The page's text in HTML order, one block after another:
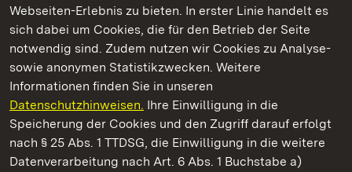
Webseiten-Erlebnis zu bieten. In erster Linie handelt es
sich dabei um Cookies, die für den Betrieb der Seite
notwendig sind. Zudem nutzen wir Cookies zu Analyse-
sowie anonymen Statistikzwecken. Weitere
Informationen finden Sie in unseren
Datenschutzhinweisen. Ihre Einwilligung in die
Speicherung der Cookies und den Zugriff darauf erfolgt
nach § 25 Abs. 1 TTDSG, die Einwilligung in die weitere
Datenverarbeitung nach Art. 6 Abs. 1 Buchstabe a)
Kommen. Staunen. Genießen.
Staatliche Schlösser und Gärten Baden‑Württemberg
Staatliche Schlösser und Gärten Baden-Württemberg